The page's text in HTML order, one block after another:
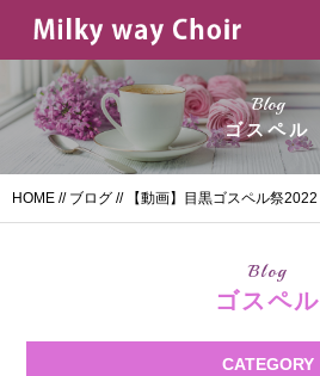
Blog
ゴスペル
HOME // ブログ // 【動画】目黒ゴスペル祭2022
Blog
ゴスペル
CATEGORY